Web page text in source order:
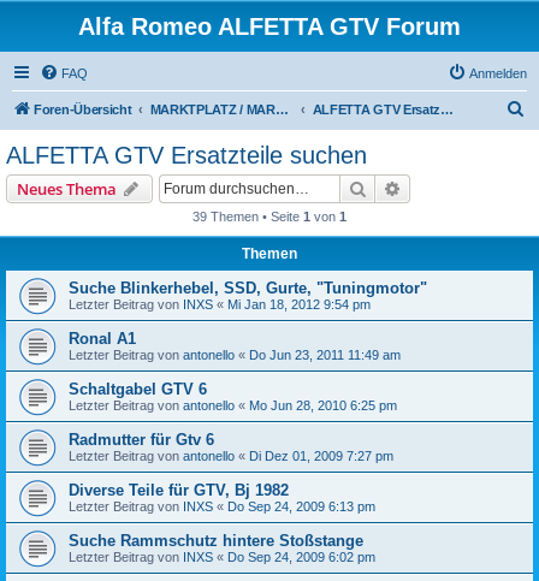
Alfa Romeo ALFETTA GTV Forum
FAQ Anmelden
Foren-Übersicht MARKTPLATZ / MARKETPLACE ALFETTA GTV Ersatzteile suchen
ALFETTA GTV Ersatzteile suchen
Neues Thema Suche
39 Themen • Seite 1 von 1
Themen
Suche Blinkerhebel, SSD, Gurte, "Tuningmotor"
Letzter Beitrag von INXS « Mi Jan 18, 2012 9:54 pm
Ronal A1
Letzter Beitrag von antonello « Do Jun 23, 2011 11:49 am
Schaltgabel GTV 6
Letzter Beitrag von antonello « Mo Jun 28, 2010 6:25 pm
Radmutter für Gtv 6
Letzter Beitrag von antonello « Di Dez 01, 2009 7:27 pm
Diverse Teile für GTV, Bj 1982
Letzter Beitrag von INXS « Do Sep 24, 2009 6:13 pm
Suche Rammschutz hintere Stoßstange
Letzter Beitrag von INXS « Do Sep 24, 2009 6:02 pm